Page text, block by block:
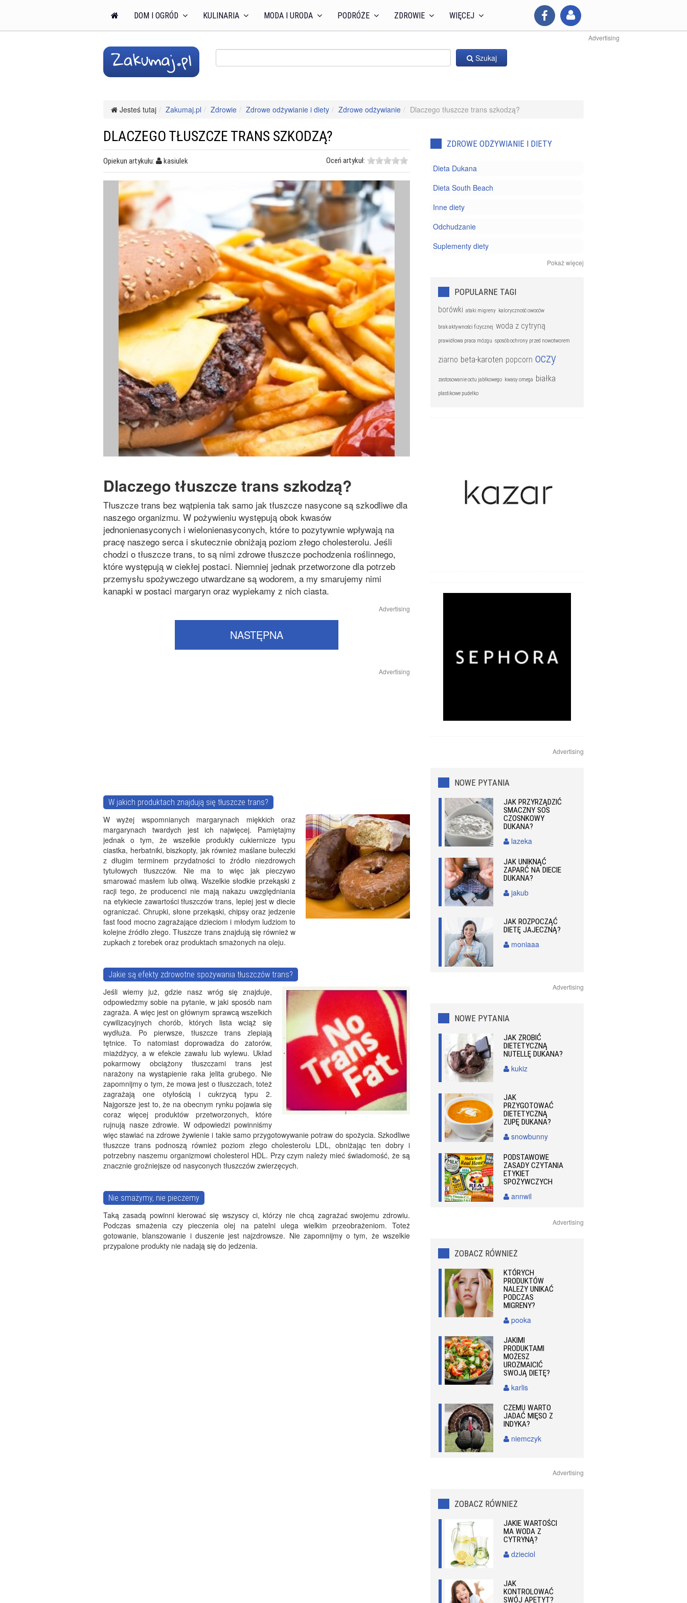
DOM I OGRÓD KULINARIA MODA I URODA PODRÓŻE ZDROWIE WIĘCEJ
Advertising
Szukaj
Jesteś tutaj Zakumaj.pl Zdrowie Zdrowe odżywianie i diety Zdrowe odżywianie Dlaczego tłuszcze trans szkodzą?
DLACZEGO TŁUSZCZE TRANS SZKODZĄ?
Opiekun artykułu: kasiulek Oceń artykuł:
Dlaczego tłuszcze trans szkodzą?
Tłuszcze trans bez wątpienia tak samo jak tłuszcze nasycone są szkodliwe dla
naszego organizmu. W pożywieniu występują obok kwasów
jednonienasyconych i wielonienasyconych, które to pozytywnie wpływają na
pracę naszego serca i skutecznie obniżają poziom złego cholesterolu. Jeśli
chodzi o tłuszcze trans, to są nimi zdrowe tłuszcze pochodzenia roślinnego,
które występują w ciekłej postaci. Niemniej jednak przetworzone dla potrzeb
przemysłu spożywczego utwardzane są wodorem, a my smarujemy nimi
kanapki w postaci margaryn oraz wypiekamy z nich ciasta.
Advertising
NASTĘPNA
Advertising
W jakich produktach znajdują się tłuszcze trans?
W wyżej wspomnianych margarynach miękkich oraz
margarynach twardych jest ich najwięcej. Pamiętajmy
jednak o tym, że wszelkie produkty cukiernicze typu
ciastka, herbatniki, biszkopty, jak również maślane bułeczki
z długim terminem przydatności to źródło niezdrowych
tytułowych tłuszczów. Nie ma to więc jak pieczywo
smarować masłem lub oliwą. Wszelkie słodkie przekąski z
racji tego, że producenci nie mają nakazu uwzględniania
na etykiecie zawartości tłuszczów trans, lepiej jest w diecie
ograniczać. Chrupki, słone przekąski, chipsy oraz jedzenie
fast food mocno zagrażające dzieciom i młodym ludziom to
kolejne źródło złego. Tłuszcze trans znajdują się również w
zupkach z torebek oraz produktach smażonych na oleju.
Jakie są efekty zdrowotne spożywania tłuszczów trans?
Jeśli wiemy już, gdzie nasz wróg się znajduje,
odpowiedzmy sobie na pytanie, w jaki sposób nam
zagraża. A więc jest on głównym sprawcą wszelkich
cywilizacyjnych chorób, których lista wciąż się
wydłuża. Po pierwsze, tłuszcze trans zlepiają
tętnice. To natomiast doprowadza do zatorów,
miażdżycy, a w efekcie zawału lub wylewu. Układ
pokarmowy obciążony tłuszczami trans jest
narażony na wystąpienie raka jelita grubego. Nie
zapomnijmy o tym, że mowa jest o tłuszczach, toteż
zagrażają one otyłością i cukrzycą typu 2.
Najgorsze jest to, że na obecnym rynku pojawia się
coraz więcej produktów przetworzonych, które
rujnują nasze zdrowie. W odpowiedzi powinniśmy
więc stawiać na zdrowe żywienie i takie samo przygotowywanie potraw do spożycia. Szkodliwe
tłuszcze trans podnoszą również poziom złego cholesterolu LDL, obniżając ten dobry i
potrzebny naszemu organizmowi cholesterol HDL. Przy czym należy mieć świadomość, że są
znacznie groźniejsze od nasyconych tłuszczów zwierzęcych.
Nie smażymy, nie pieczemy
Taką zasadą powinni kierować się wszyscy ci, którzy nie chcą zagrażać swojemu zdrowiu.
Podczas smażenia czy pieczenia olej na patelni ulega wielkim przeobrażeniom. Toteż
gotowanie, blanszowanie i duszenie jest najzdrowsze. Nie zapomnijmy o tym, że wszelkie
przypalone produkty nie nadają się do jedzenia.
ZDROWE ODŻYWIANIE I DIETY
Dieta Dukana
Dieta South Beach
Inne diety
Odchudzanie
Suplementy diety
Zdrowe odżywianie
Pokaż więcej
POPULARNE TAGI
borówki ataki migreny kaloryczność owoców
brak aktywności fizycznej woda z cytryną
prawidłowa praca mózgu sposób ochrony przed nowotworem
ziarno beta-karoten popcorn oczy
zastosowanie octu jabłkowego kwasy omega białka
plastikowe pudełko
Advertising
NOWE PYTANIA
JAK PRZYRZĄDZIĆ
SMACZNY SOS
CZOSNKOWY
DUKANA?
lazeka
JAK UNIKNĄĆ
ZAPARĆ NA DIECIE
DUKANA?
jakub
JAK ROZPOCZĄĆ
DIETĘ JAJECZNĄ?
moniaaa
Advertising
NOWE PYTANIA
JAK ZROBIĆ
DIETETYCZNĄ
NUTELLĘ DUKANA?
kukiz
JAK
PRZYGOTOWAĆ
DIETETYCZNĄ
ZUPĘ DUKANA?
snowbunny
PODSTAWOWE
ZASADY CZYTANIA
ETYKIET
SPOŻYWCZYCH
annwil
Advertising
ZOBACZ RÓWNIEŻ
KTÓRYCH
PRODUKTÓW
NALEŻY UNIKAĆ
PODCZAS
MIGRENY?
pooka
JAKIMI
PRODUKTAMI
MOŻESZ
UROZMAICIĆ
SWOJĄ DIETĘ?
karlis
CZEMU WARTO
JADAĆ MIĘSO Z
INDYKA?
niemczyk
Advertising
ZOBACZ RÓWNIEŻ
JAKIE WARTOŚCI
MA WODA Z
CYTRYNĄ?
dzieciol
JAK
KONTROLOWAĆ
SWÓJ APETYT?